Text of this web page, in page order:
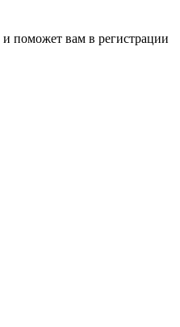
поможет вам в регистрации